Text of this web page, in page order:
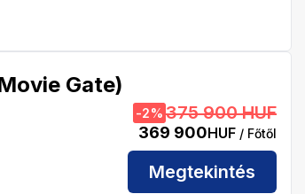
Gate)
-2% 375 900 HUF
369 900HUF / Főtől
Megtekintés